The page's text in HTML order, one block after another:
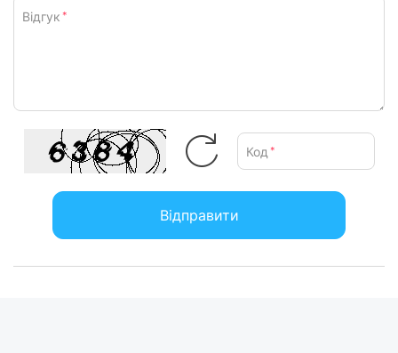
Відгук *
Код *
Відправити